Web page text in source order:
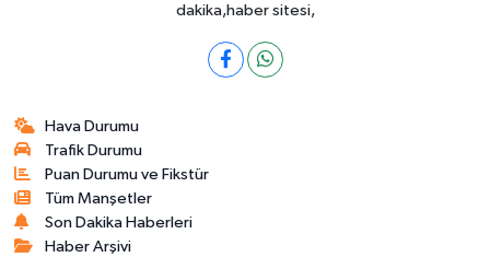
dakika,haber sitesi,
Hava Durumu
Trafik Durumu
Puan Durumu ve Fikstür
Tüm Manşetler
Son Dakika Haberleri
Haber Arşivi